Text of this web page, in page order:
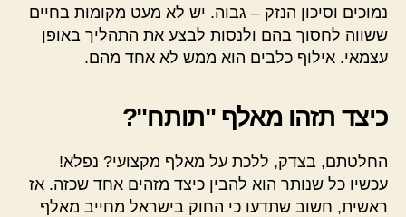
נמוכים וסיכון הנזק – גבוה. יש לא מעט מקומות בחיים
ששווה לחסוך בהם ולנסות לבצע את התהליך באופן
עצמאי. אילוף כלבים הוא ממש לא אחד מהם.
כיצד תזהו מאלף "תותח"?
החלטתם, בצדק, ללכת על מאלף מקצועי? נפלא!
עכשיו כל שנותר הוא להבין כיצד מזהים אחד שכזה. אז
ראשית, חשוב שתדעו כי החוק בישראל מחייב מאלף